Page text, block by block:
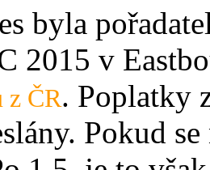
byla
2015 v
z ČR. Poplatky
Pokud